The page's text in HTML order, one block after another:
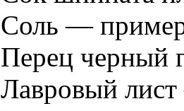
Соль —
Перец черный
Лавровый